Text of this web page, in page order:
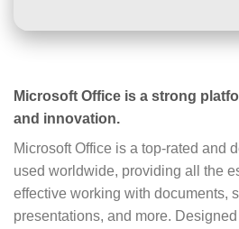
Microsoft Office is a strong
and innovation.
Microsoft Office is a top-rated and
used worldwide, providing all the
effective working with documents,
presentations, and more.